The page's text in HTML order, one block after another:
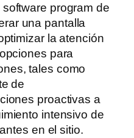
program de
una pantalla
la atención
para
tales como
de
proactivas a
intensivo de
en el sitio.